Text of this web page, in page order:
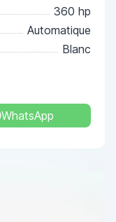
360 hp
Automatique
Blanc
WhatsApp